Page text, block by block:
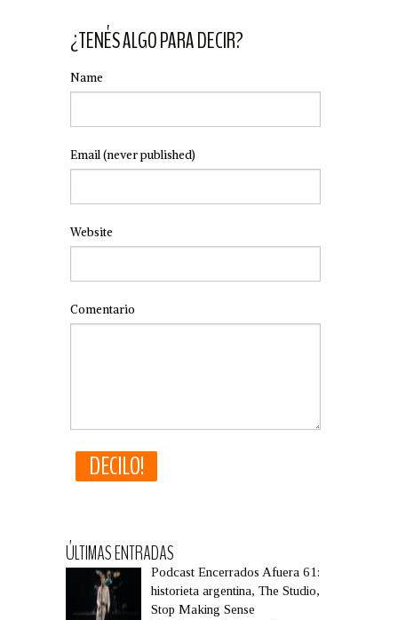
¿TENÉS ALGO PARA DECIR?
Name
Email(never published)
Website
Comentario
ÚLTIMAS ENTRADAS
Podcast Encerrados Afuera 61:
historieta argentina, The Studio,
Stop Making Sense